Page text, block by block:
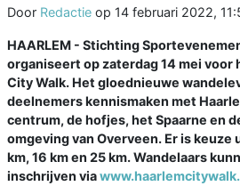
Door Redactie op 14 februari 2022,
HAARLEM - Stichting
organiseert op zaterdag 14 mei voor
City Walk. Het gloednieuwe
deelnemers kennismaken met
centrum, de hofjes, het Spaarne en
omgeving van Overveen. Er is keuze
km, 16 km en 25 km. Wandelaars
inschrijven via